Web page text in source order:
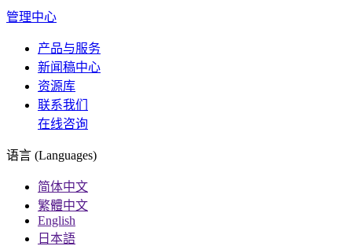
管理中心
产品与服务
新闻稿中心
资源库
联系我们
在线咨询
语言 (Languages)
简体中文
繁體中文
English
日本語